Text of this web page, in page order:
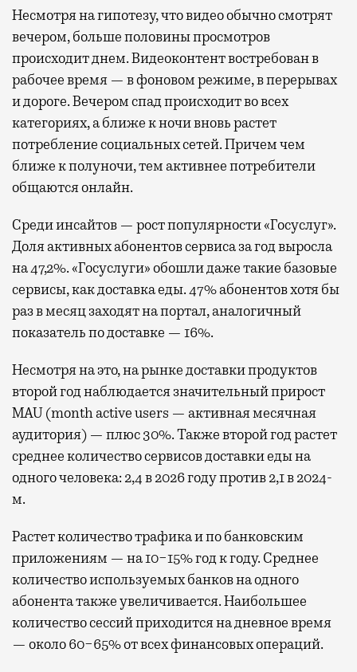
Несмотря на гипотезу, что видео обычно смотрят
вечером, больше половины просмотров
происходит днем. Видеоконтент востребован в
рабочее время — в фоновом режиме, в перерывах
и дороге. Вечером спад происходит во всех
категориях, а ближе к ночи вновь растет
потребление социальных сетей. Причем чем
ближе к полуночи, тем активнее потребители
общаются онлайн.
Среди инсайтов — рост популярности «Госуслуг».
Доля активных абонентов сервиса за год выросла
на 47,2%. «Госуслуги» обошли даже такие базовые
сервисы, как доставка еды. 47% абонентов хотя бы
раз в месяц заходят на портал, аналогичный
показатель по доставке — 16%.
Несмотря на это, на рынке доставки продуктов
второй год наблюдается значительный прирост
MAU (month active users — активная месячная
аудитория) — плюс 30%. Также второй год растет
среднее количество сервисов доставки еды на
одного человека: 2,4 в 2026 году против 2,1 в 2024-
м.
Растет количество трафика и по банковским
приложениям — на 10−15% год к году. Среднее
количество используемых банков на одного
абонента также увеличивается. Наибольшее
количество сессий приходится на дневное время
— около 60−65% от всех финансовых операций.